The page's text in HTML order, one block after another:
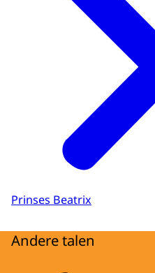
Prinses Beatrix
Andere talen